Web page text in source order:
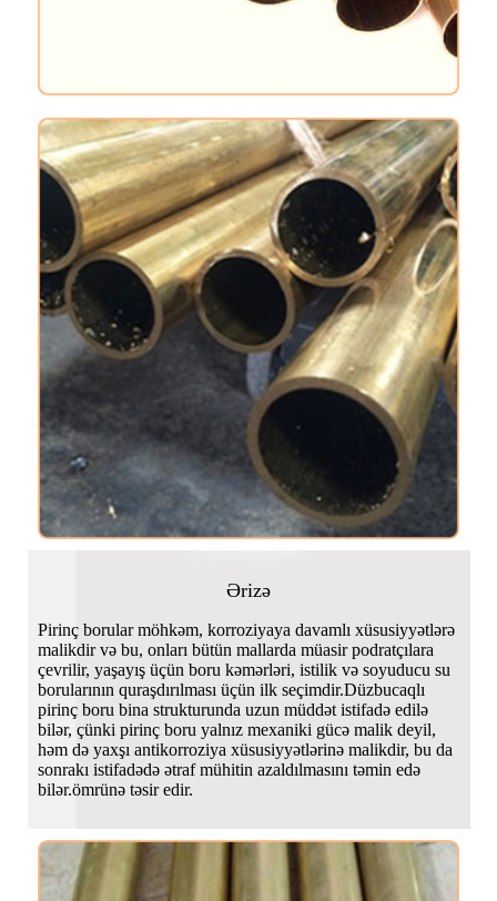
Ərizə
Pirinç borular möhkəm, korroziyaya davamlı xüsusiyyətlərə
malikdir və bu, onları bütün mallarda müasir podratçılara
çevrilir, yaşayış üçün boru kəmərləri, istilik və soyuducu su
borularının quraşdırılması üçün ilk seçimdir.Düzbucaqlı
pirinç boru bina strukturunda uzun müddət istifadə edilə
bilər, çünki pirinç boru yalnız mexaniki gücə malik deyil,
həm də yaxşı antikorroziya xüsusiyyətlərinə malikdir, bu da
sonrakı istifadədə ətraf mühitin azaldılmasını təmin edə
bilər.ömrünə təsir edir.